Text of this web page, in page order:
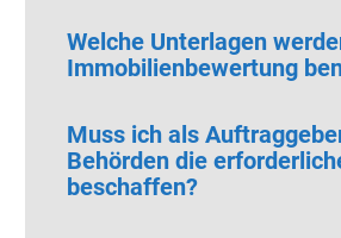
Welche Unterlagen
Immobilienbewertung
Muss ich als
Behörden die
beschaffen?